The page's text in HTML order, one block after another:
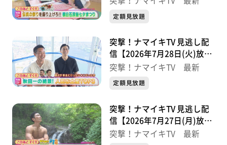
定額見放題
突撃！ナマイキTV 見逃し配
信【2026年7月28日(火)放送
分】
突撃！ナマイキTV 最新
定額見放題
突撃！ナマイキTV 見逃し配
信【2026年7月27日(月)放送
分】
突撃！ナマイキTV 最新